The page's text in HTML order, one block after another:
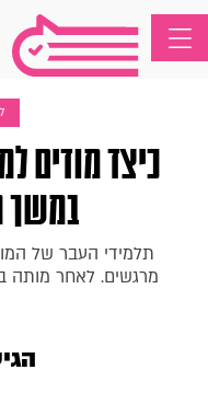
כיצד מודים
במשך
תלמידי העבר של
מרגשים. לאחר מותה